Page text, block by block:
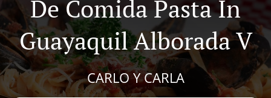
De Comida Pasta In
Guayaquil Alborada V
CARLO Y CARLA